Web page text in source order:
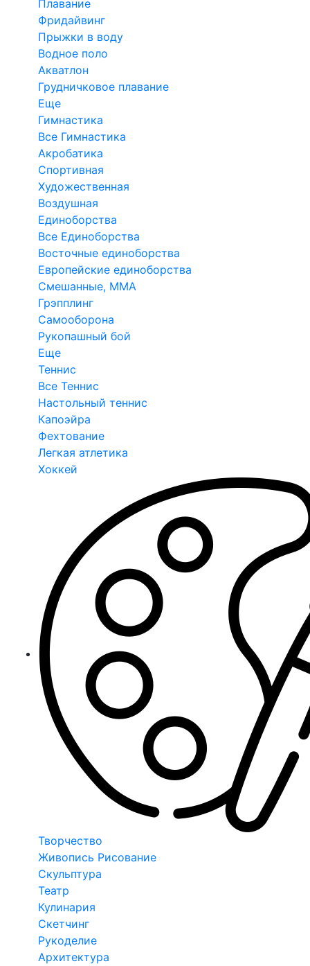
Плавание
Фридайвинг
Прыжки в воду
Водное поло
Акватлон
Грудничковое плавание
Еще
Гимнастика
Все Гимнастика
Акробатика
Спортивная
Художественная
Воздушная
Единоборства
Все Единоборства
Восточные единоборства
Европейские единоборства
Смешанные, ММА
Грэпплинг
Самооборона
Рукопашный бой
Еще
Теннис
Все Теннис
Настольный теннис
Капоэйра
Фехтование
Легкая атлетика
Хоккей
Творчество
Живопись Рисование
Скульптура
Театр
Кулинария
Скетчинг
Рукоделие
Архитектура